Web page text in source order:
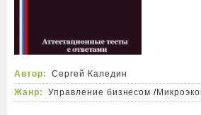
Автор:
Сергей Каледин
Жанр:
Управление бизнесом /